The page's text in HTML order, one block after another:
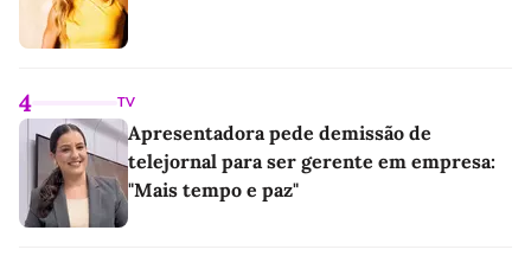
4 TV
Apresentadora pede demissão de
telejornal para ser gerente em empresa:
"Mais tempo e paz"